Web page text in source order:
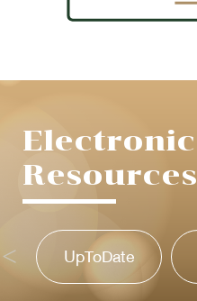
Electronic
Resources
UpToDate